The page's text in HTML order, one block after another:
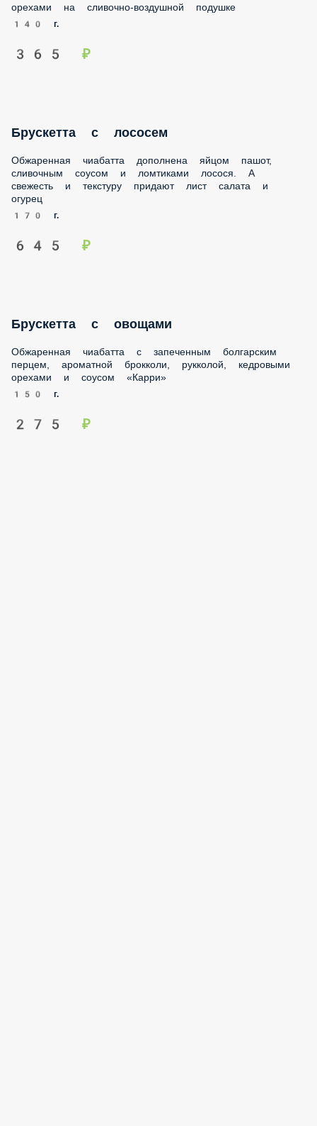
орехами на сливочно-воздушной подушке
140 г.
365 ₽
Брускетта с лососем
Обжаренная чиабатта дополнена яйцом пашот,
сливочным соусом и ломтиками лосося. А свежесть и
текстуру придают лист салата и огурец
170 г.
Обжаренная чиабатта с запеченным болгарским перцем,
ароматной брокколи, рукколой, кедровыми орехами и
соусом «Карри»
150 г.